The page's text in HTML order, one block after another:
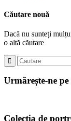
Căutare nouă
Dacă nu sunteți
o altă căutare
Urmărește-ne
Colecția de